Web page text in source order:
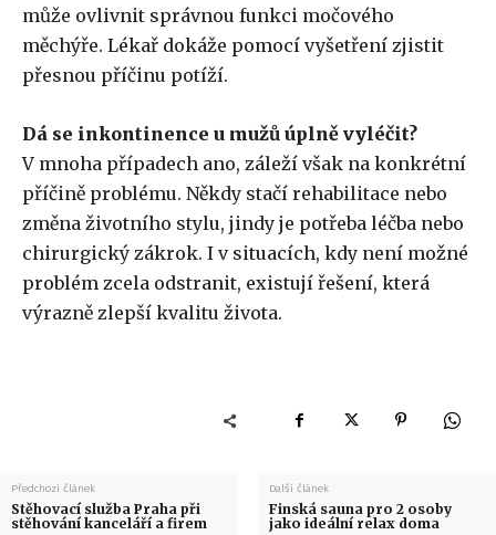
může ovlivnit správnou funkci močového
měchýře. Lékař dokáže pomocí vyšetření zjistit
přesnou příčinu potíží.
Dá se inkontinence u mužů úplně vyléčit?
V mnoha případech ano, záleží však na konkrétní
příčině problému. Někdy stačí rehabilitace nebo
změna životního stylu, jindy je potřeba léčba nebo
chirurgický zákrok. I v situacích, kdy není možné
problém zcela odstranit, existují řešení, která
výrazně zlepší kvalitu života.
Předchozí článek
Stěhovací služba Praha při
stěhování kanceláří a firem
Další článek
Finská sauna pro 2 osoby
jako ideální relax doma